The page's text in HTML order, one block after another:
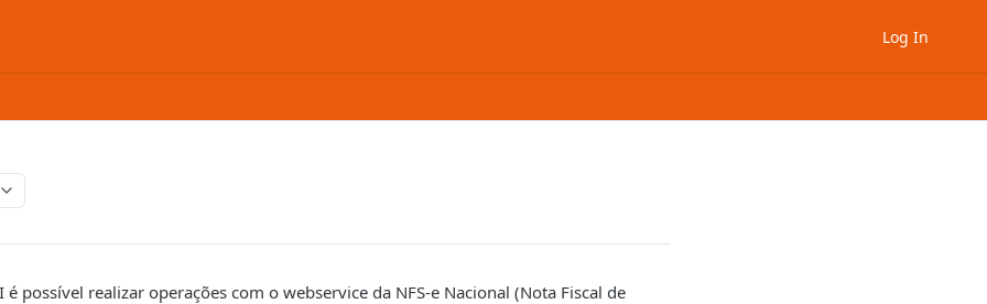
Log In
é possível realizar operações com o webservice da NFS-e Nacional (Nota Fiscal de